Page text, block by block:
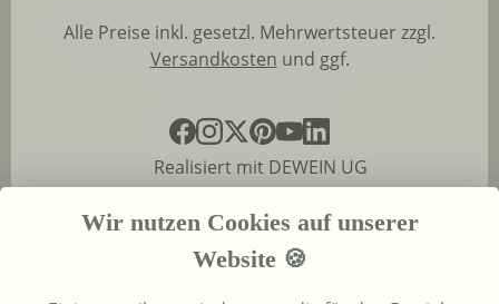
Alle Preise inkl. gesetzl. Mehrwertsteuer zzgl.
Versandkosten und ggf.
Realisiert mit DEWEIN UG
Wir nutzen Cookies auf unserer
Website 🍪